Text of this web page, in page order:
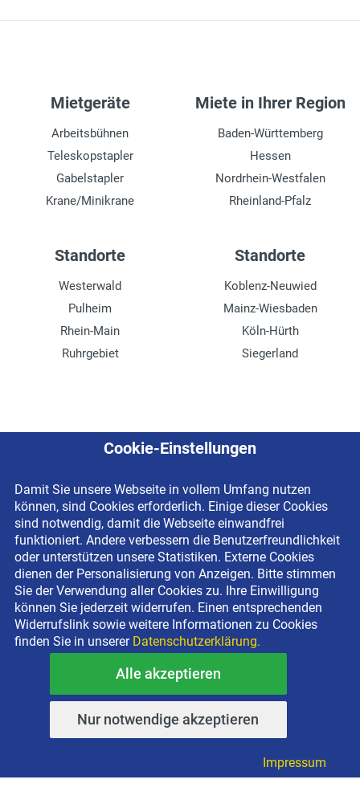
Mietgeräte
Arbeitsbühnen
Teleskopstapler
Gabelstapler
Krane/Minikrane
Miete in Ihrer Region
Baden-Württemberg
Hessen
Nordrhein-Westfalen
Rheinland-Pfalz
Standorte
Westerwald
Pulheim
Rhein-Main
Ruhrgebiet
Standorte
Koblenz-Neuwied
Mainz-Wiesbaden
Köln-Hürth
Siegerland
Neu im Mietpark
4.9 m FLEXXILIFT
10 m ELDI-Scherenbühne
Power-Tower-Arbeitsbühnen
Häcksler mieten
Mietportfolio
Sitemap
Marken
Einsätze
Glossar
Einsätze
Höhenzugang für
Rechenzentren
Drainage verlegen
Fassadenreinigung
Terrasse anlegen
Kontakt
Kontaktformular
Impressum
Datenschutzerklärung
Newsletter-Anmeldung
Cookie-Einstellungen
Damit Sie unsere Webseite in vollem Umfang nutzen
können, sind Cookies erforderlich. Einige dieser Cookies
sind notwendig, damit die Webseite einwandfrei
funktioniert. Andere verbessern die Benutzerfreundlichkeit
oder unterstützen unsere Statistiken. Externe Cookies
dienen der Personalisierung von Anzeigen. Bitte stimmen
Sie der Verwendung aller Cookies zu. Ihre Einwilligung
können Sie jederzeit widerrufen. Einen entsprechenden
Widerrufslink sowie weitere Informationen zu Cookies
finden Sie in unserer Datenschutzerklärung.
Alle akzeptieren
Nur notwendige akzeptieren
Impressum